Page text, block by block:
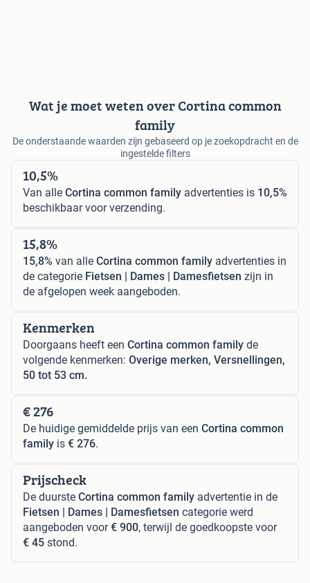
Wat je moet weten over Cortina common
family
De onderstaande waarden zijn gebaseerd op je zoekopdracht en de
ingestelde filters
10,5%
Van alle Cortina common family advertenties is 10,5%
beschikbaar voor verzending.
15,8%
15,8% van alle Cortina common family advertenties in
de categorie Fietsen | Dames | Damesfietsen zijn in
de afgelopen week aangeboden.
Kenmerken
Doorgaans heeft een Cortina common family de
volgende kenmerken: Overige merken, Versnellingen,
50 tot 53 cm.
€ 276
De huidige gemiddelde prijs van een Cortina common
family is € 276.
Prijscheck
De duurste Cortina common family advertentie in de
Fietsen | Dames | Damesfietsen categorie werd
aangeboden voor€ 900, terwijl de goedkoopste voor
€ 45 stond.